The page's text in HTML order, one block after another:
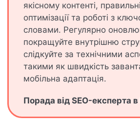
якісному контенті,
оптимізації та роботі з
словами. Регулярно
покращуйте внутрішню
слідкуйте за технічними
такими як швидкість
мобільна адаптація.
Порада від SEO-експерта